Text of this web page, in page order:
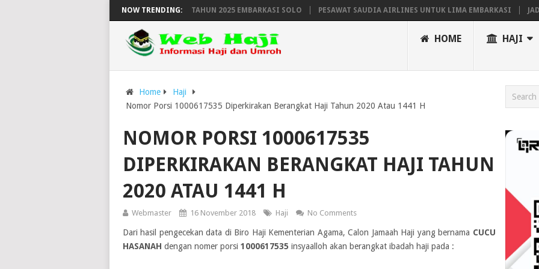
NOW TRENDING:
DAN KEPULANGAN HAJI WILAYAH YOGYAKARTA TAHUN 2025 EMBARKASI SOLO PESAWAT SAUDIA AIRLINES UNTUK LIMA EMBARKASI
HOME HAJI
Home
Haji
Nomor Porsi 1000617535 Diperkirakan Berangkat Haji Tahun 2020 Atau 1441 H
NOMOR PORSI 1000617535
DIPERKIRAKAN BERANGKAT HAJI TAHUN
2020 ATAU 1441 H
Webmaster 16 November 2018 Haji No Comments
Dari hasil pengecekan data di Biro Haji Kementerian Agama, Calon Jamaah Haji yang bernama CUCU
HASANAH dengan nomer porsi 1000617535 insyaalloh akan berangkat ibadah haji pada :